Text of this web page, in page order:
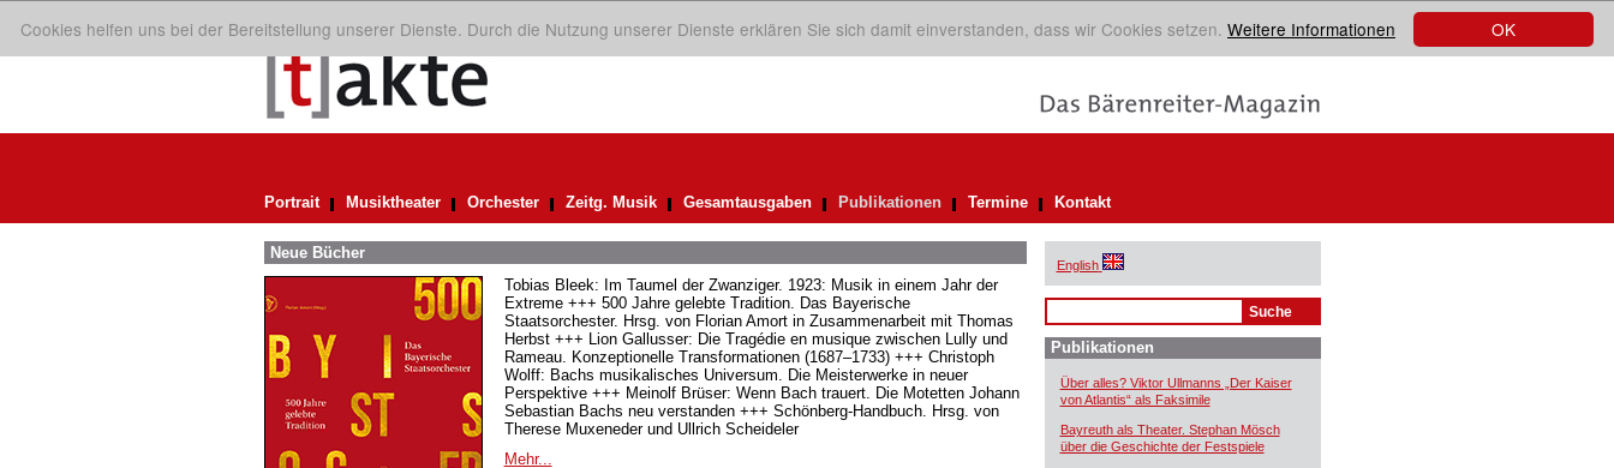
OK
Cookies helfen uns bei der Bereitstellung unserer Dienste. Durch die Nutzung unserer Dienste erklären Sie sich damit einverstanden, dass wir Cookies setzen. Weitere Informationen
Portrait Musiktheater Orchester Zeitg. Musik Gesamtausgaben Publikationen Termine Kontakt
Neue Bücher
Tobias Bleek: Im Taumel der Zwanziger. 1923: Musik in einem Jahr der
Extreme +++ 500 Jahre gelebte Tradition. Das Bayerische
Staatsorchester. Hrsg. von Florian Amort in Zusammenarbeit mit Thomas
Herbst +++ Lion Gallusser: Die Tragédie en musique zwischen Lully und
Rameau. Konzeptionelle Transformationen (1687–1733) +++ Christoph
Wolff: Bachs musikalisches Universum. Die Meisterwerke in neuer
Perspektive +++ Meinolf Brüser: Wenn Bach trauert. Die Motetten Johann
Sebastian Bachs neu verstanden +++ Schönberg-Handbuch. Hrsg. von
Therese Muxeneder und Ullrich Scheideler
Mehr...
English
Publikationen
Über alles? Viktor Ullmanns „Der Kaiser
von Atlantis“ als Faksimile
Bayreuth als Theater. Stephan Mösch
über die Geschichte der Festspiele